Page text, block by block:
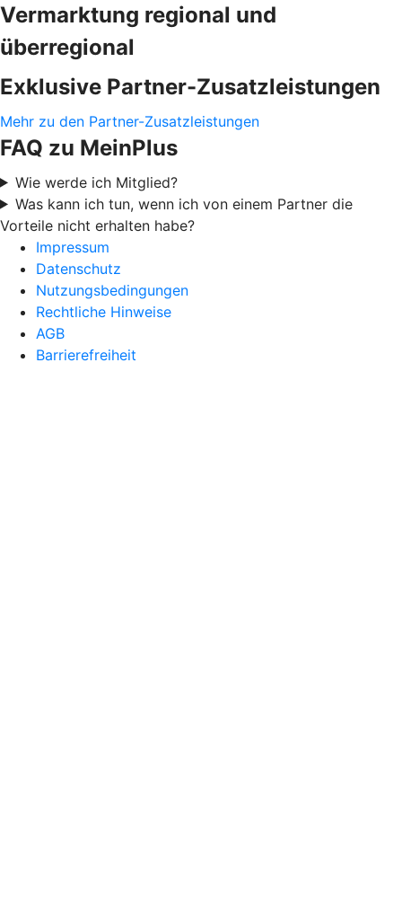
Vermarktung regional und
überregional
Exklusive Partner-Zusatzleistungen
Mehr zu den Partner-Zusatzleistungen
FAQ zu MeinPlus
Wie werde ich Mitglied?
Was kann ich tun, wenn ich von einem Partner die
Vorteile nicht erhalten habe?
Impressum
Datenschutz
Nutzungsbedingungen
Rechtliche Hinweise
AGB
Barrierefreiheit